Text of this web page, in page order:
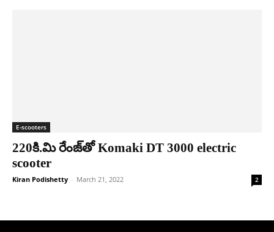
E-scooters
220కి.మి రేంజ్‌తో Komaki DT 3000 electric
scooter
Kiran Podishetty - March 21, 2022 2